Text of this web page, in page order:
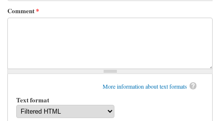
Comment*
More information about text formats
Text format